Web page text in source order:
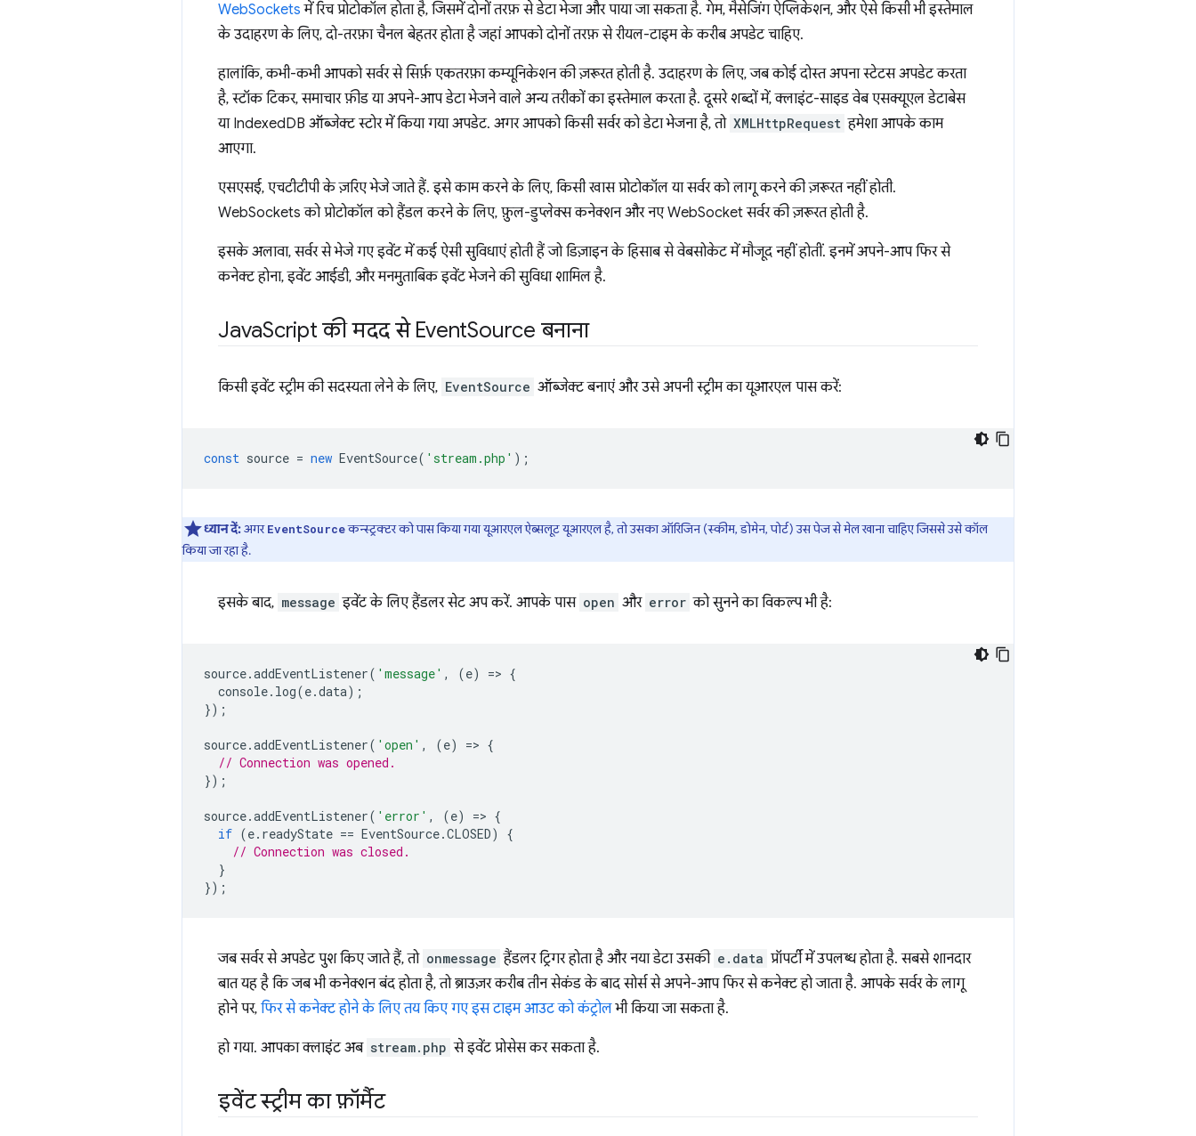
WebSockets में रिच प्रोटोकॉल होता है, जिसमें दोनों तरफ़ से डेटा भेजा और पाया जा सकता है. गेम, मैसेजिंग ऐप्लिकेशन, और ऐसे किसी भी इस्तेमाल
के उदाहरण के लिए, दो-तरफ़ा चैनल बेहतर होता है जहां आपको दोनों तरफ़ से रीयल-टाइम के करीब अपडेट चाहिए.
हालांकि, कभी-कभी आपको सर्वर से सिर्फ़ एकतरफ़ा कम्यूनिकेशन की ज़रूरत होती है. उदाहरण के लिए, जब कोई दोस्त अपना स्टेटस अपडेट करता
है, स्टॉक टिकर, समाचार फ़ीड या अपने-आप डेटा भेजने वाले अन्य तरीकों का इस्तेमाल करता है. दूसरे शब्दों में, क्लाइंट-साइड वेब एसक्यूएल डेटाबेस
या IndexedDB ऑब्जेक्ट स्टोर में किया गया अपडेट. अगर आपको किसी सर्वर को डेटा भेजना है, तो XMLHttpRequest हमेशा आपके काम
आएगा.
एसएसई, एचटीटीपी के ज़रिए भेजे जाते हैं. इसे काम करने के लिए, किसी खास प्रोटोकॉल या सर्वर को लागू करने की ज़रूरत नहीं होती.
WebSockets को प्रोटोकॉल को हैंडल करने के लिए, फ़ुल-डुप्लेक्स कनेक्शन और नए WebSocket सर्वर की ज़रूरत होती है.
इसके अलावा, सर्वर से भेजे गए इवेंट में कई ऐसी सुविधाएं होती हैं जो डिज़ाइन के हिसाब से वेबसोकेट में मौजूद नहीं होतीं. इनमें अपने-आप फिर से
कनेक्ट होना, इवेंट आईडी, और मनमुताबिक इवेंट भेजने की सुविधा शामिल है.
JavaScript की मदद से EventSource बनाना
किसी इवेंट स्ट्रीम की सदस्यता लेने के लिए, EventSource ऑब्जेक्ट बनाएं और उसे अपनी स्ट्रीम का यूआरएल पास करें:
const source = new EventSource( 'stream.php' );
ध्यान दें:अगरEventSourceकन्स्ट्रक्टर को पास किया गया यूआरएल ऐब्सलूट यूआरएल है, तो उसका ऑरिजिन (स्कीम, डोमेन, पोर्ट) उस पेज से मेल खाना चाहिए जिससे उसे कॉल
किया जा रहा है.
इसके बाद, message इवेंट के लिए हैंडलर सेट अप करें. आपके पास open और error को सुनने का विकल्प भी है:
source.addEventListener( 'message' , (e) => {
console. log(e.data);
});
source.addEventListener( 'open' , (e) => {
// Connection was opened.
});
source.addEventListener( 'error' , (e) => {
if (e. readyState == EventSource.CLOSED)
{
// Connection was closed.
}
});
जब सर्वर से अपडेट पुश किए जाते हैं, तो onmessage हैंडलर ट्रिगर होता है और नया डेटा उसकी e.data प्रॉपर्टी में उपलब्ध होता है. सबसे शानदार
बात यह है कि जब भी कनेक्शन बंद होता है, तो ब्राउज़र करीब तीन सेकंड के बाद सोर्स से अपने-आप फिर से कनेक्ट हो जाता है. आपके सर्वर के लागू
होने पर, फिर से कनेक्ट होने के लिए तय किए गए इस टाइम आउट को कंट्रोलभी किया जा सकता है.
हो गया. आपका क्लाइंट अब stream.php से इवेंट प्रोसेस कर सकता है.
इवेंट स्ट्रीम का फ़ॉर्मैट